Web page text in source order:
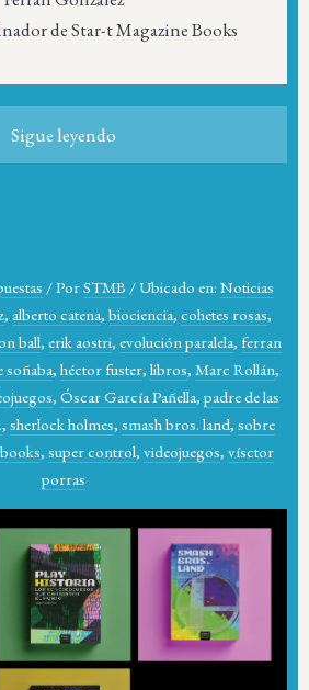
de Star-t Magazine Books
Sigue leyendo
/PorSTMB / Ubicado en: Noticias
, alberto catena, biociencia, cohetes rosas,
ball, erik aostri, evolución paralela, ferran
soñaba, héctor fuster, libros, Marc Rollán,
, Óscar García Pañella, padre de las
, sherlock holmes, smash bros. land, sobre
, super control, videojuegos, vísctor
porras